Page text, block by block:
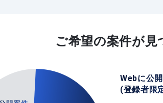
ご希望の案件が見
Webに公
(登録者限